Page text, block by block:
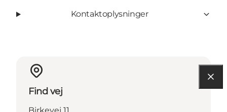
Kontaktoplysninger
Find vej